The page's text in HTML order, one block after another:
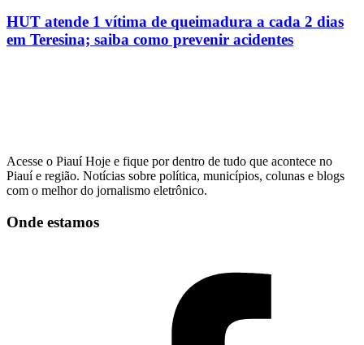
HUT atende 1 vítima de queimadura a cada 2 dias
em Teresina; saiba como prevenir acidentes
Acesse o Piauí Hoje e fique por dentro de tudo que acontece no
Piauí e região. Notícias sobre política, municípios, colunas e blogs
com o melhor do jornalismo eletrônico.
Onde estamos